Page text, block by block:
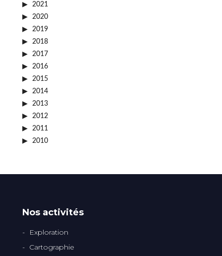
2021
2020
2019
2018
2017
2016
2015
2014
2013
2012
2011
2010
Nos activités
Exploration
Cartographie